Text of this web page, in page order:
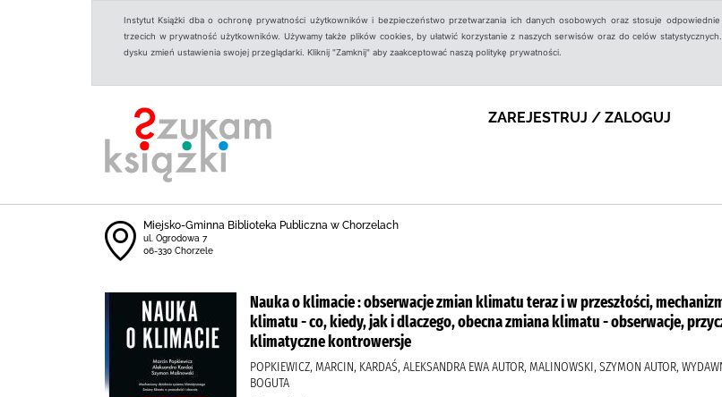
Instytut Książki dba o ochronę prywatności użytkowników i bezpieczeństwo przetwarzania ich danych osobowych oraz stosuje
trzecich w prywatność użytkowników. Używamy także plików cookies, by ułatwić korzystanie z naszych serwisów oraz do celów
dysku zmień ustawienia swojej przeglądarki. Kliknij "Zamknij" aby zaakceptować naszą politykę prywatności.
ZAREJESTRUJ / ZALOGUJ
Miejsko-Gminna Biblioteka Publiczna w Chorzelach
ul. Ogrodowa 7
06-330 Chorzele
Nauka o klimacie : obserwacje zmian klimatu teraz i w przeszłości,
klimatu - co, kiedy, jak i dlaczego, obecna zmiana klimatu - obserwacje,
klimatyczne kontrowersje
POPKIEWICZ, MARCIN, KARDAŚ, ALEKSANDRA EWA AUTOR, MALINOWSKI, SZYMON AUTOR,
BOGUTA